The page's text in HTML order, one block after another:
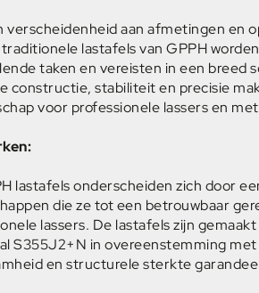
verscheidenheid aan afmetingen en
lastafels van GPPH
taken en vereisten in een breed
constructie, stabiliteit en precisie
voor professionele lassers en
lastafels onderscheiden zich door
die ze tot een betrouwbaar
lassers. De lastafels zijn
S355J2+N in overeenstemming
en structurele sterkte